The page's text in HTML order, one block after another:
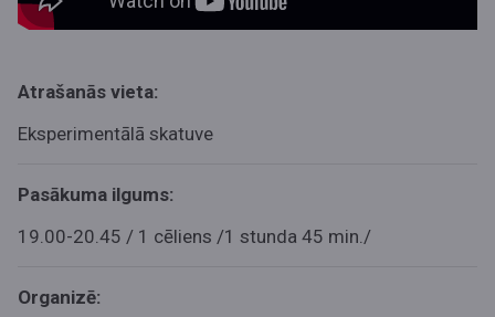
Atrašanās vieta:
Eksperimentālā skatuve
Pasākuma ilgums:
19.00-20.45 / 1 cēliens /1 stunda 45 min./
Organizē: